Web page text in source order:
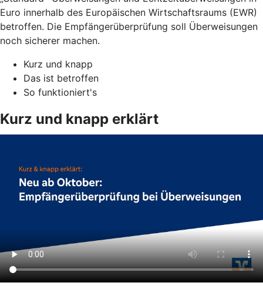
Euro innerhalb des Europäischen Wirtschaftsraums (EWR)
betroffen. Die Empfängerüberprüfung soll Überweisungen
noch sicherer machen.
Kurz und knapp
Das ist betroffen
So funktioniert's
Kurz und knapp erklärt